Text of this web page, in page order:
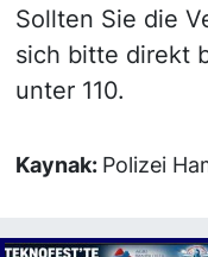
Sollten Sie die
sich bitte direkt
unter 110.
Kaynak: Polizei